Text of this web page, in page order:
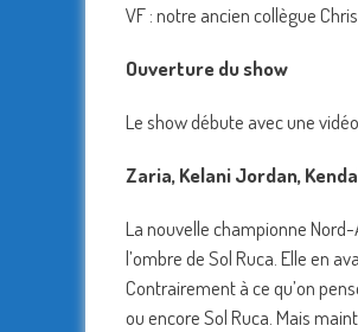
VF : notre ancien collègue
Ouverture du show
Le show débute avec une
Zaria, Kelani Jordan,
La nouvelle championne
l’ombre de Sol Ruca. Elle en
Contrairement à ce qu’on
ou encore Sol Ruca. Mais